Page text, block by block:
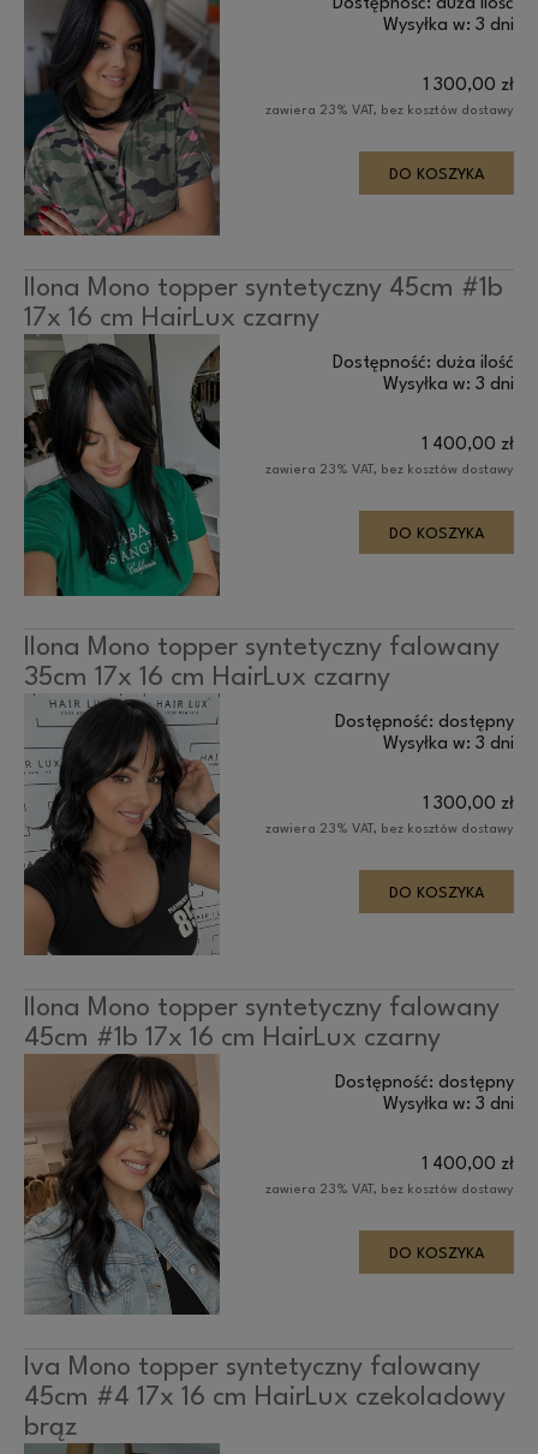
Dostępność: duża ilość
Wysyłka w: 3 dni
1 300,00 zł
zawiera 23% VAT, bez kosztów dostawy
DO KOSZYKA
Ilona Mono topper syntetyczny 45cm #1b
17x 16 cm HairLux czarny
Dostępność: duża ilość
Wysyłka w: 3 dni
1 400,00 zł
zawiera 23% VAT, bez kosztów dostawy
DO KOSZYKA
Ilona Mono topper syntetyczny falowany
35cm 17x 16 cm HairLux czarny
Dostępność: dostępny
Wysyłka w: 3 dni
1 300,00 zł
zawiera 23% VAT, bez kosztów dostawy
DO KOSZYKA
Ilona Mono topper syntetyczny falowany
45cm #1b 17x 16 cm HairLux czarny
Dostępność: dostępny
Wysyłka w: 3 dni
1 400,00 zł
zawiera 23% VAT, bez kosztów dostawy
DO KOSZYKA
Iva Mono topper syntetyczny falowany
45cm #4 17x 16 cm HairLux czekoladowy
brąz